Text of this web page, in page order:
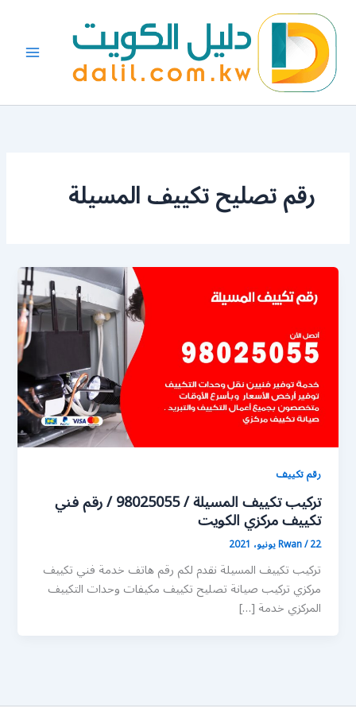
المحتوى
رقم تصليح تكييف المسيلة
رقم تكييف
تركيب تكييف المسيلة / 98025055 / رقم فني
تكييف مركزي الكويت
Rwan/22 يونيو، 2021
تركيب تكييف المسيلة نقدم لكم رقم هاتف خدمة فني تكييف
مركزي تركيب صيانة تصليح تكييف مكيفات وحدات التكييف
المركزي خدمة […]